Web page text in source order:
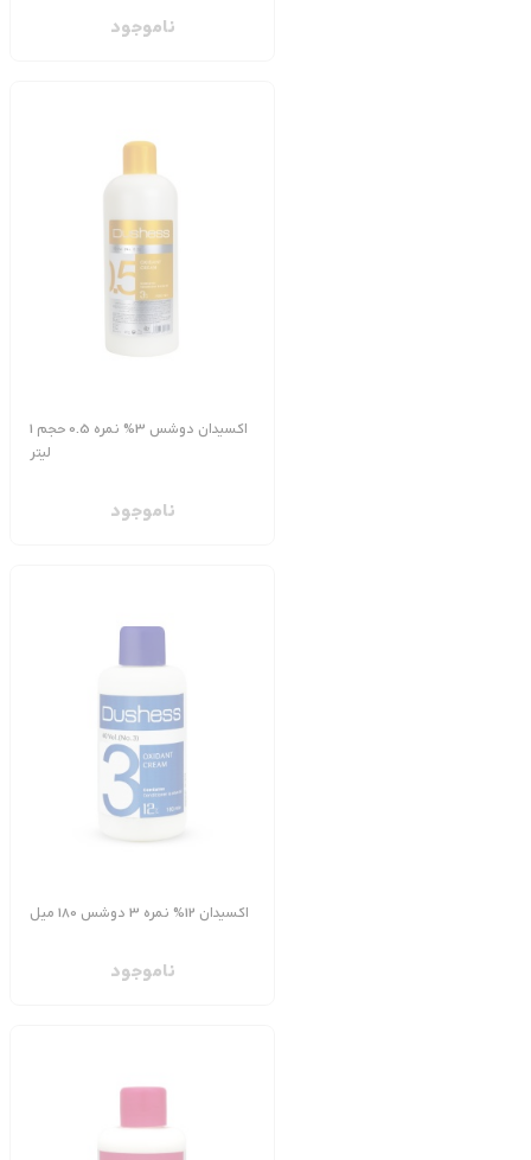
ناموجود
اکسیدان دوشس 3% نمره 0.5 حجم 1
لیتر
ناموجود
اکسیدان 12% نمره 3 دوشس 180 میل
ناموجود